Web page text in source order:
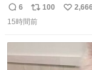
韓ドラよね？
返
信
6
リ
ポ
数
100
い
2,666
15時間前